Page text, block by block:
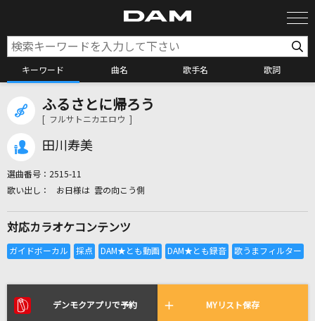
キーワード 曲名 歌手名 歌詞
カラオケ検索
全国りれき
ふるさとに帰ろう
[ フルサトニカエロウ ]
田川寿美
選曲番号： 2515-11
お日様は 雲の向こう側
対応カラオケコンテンツ
デンモクアプリで予約 MYリスト保存